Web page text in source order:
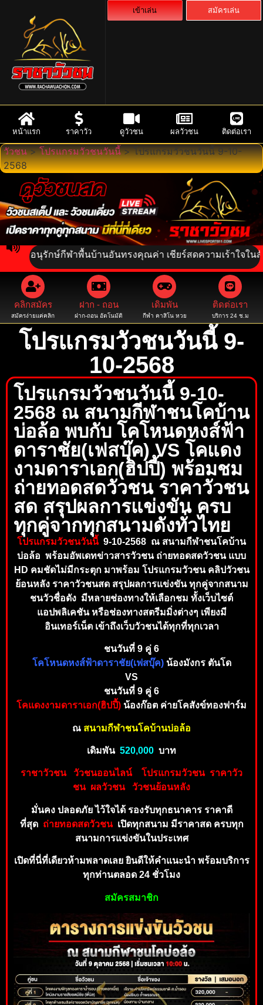
เข้าเล่น สมัครเล่น
หน้าแรก ราคาวัว ดูวัวชน ผลวัวชน ติดต่อเรา
วัวชน>โปรแกรมวัวชนวันนี้>โปรแกรมวัวชนวันนี้ 9-10-
2568
ษ์กีฬาพื้นบ้านอันทรงคุณค่า เชียร์สดความเร้าใจในสังเวียนเ
คลิกสมัคร
สมัครง่ายแค่คลิก
ฝาก - ถอน
ฝาก-ถอน อัตโนมัติ
เดิมพัน
กีฬา คาสิโน หวย
ติดต่อเรา
บริการ 24 ช.ม
โปรแกรมวัวชนวันนี้ 9-
10-2568
โปรแกรมวัวชนวันนี้ 9-10-
2568 ณ สนามกีฬาชนโคบ้าน
บ่อล้อ พบกับ โคโหนดหงส์ฟ้า
ดาราชัย(เฟสบุ๊ค) VS โคแดง
งามดาราเอก(ฮิปปี้) พร้อมชม
ถ่ายทอดสดวัวชน ราคาวัวชน
สด สรุปผลการแข่งขัน ครบ
ทุกคู่จากทุกสนามดังทั่วไทย
โปรแกรมวัวชนวันนี้9-10-2568 ณ สนามกีฬาชนโคบ้าน
บ่อล้อ พร้อมอัพเดทข่าวสารวัวชน ถ่ายทอดสดวัวชน แบบ
HD คมชัดไม่มีกระตุก มาพร้อม โปรแกรมวัวชน คลิปวัวชน
ย้อนหลัง ราคาวัวชนสด สรุปผลการแข่งขัน ทุกคู่จากสนาม
ชนวัวชื่อดัง มีหลายช่องทางให้เลือกชม ทั้งเว็บไซต์
แอปพลิเคชัน หรือช่องทางสตรีมมิ่งต่างๆ เพียงมี
อินเทอร์เน็ต เข้าถึงเว็บวัวชนได้ทุกที่ทุกเวลา
ชนวันที่ 9 คู่ 6
โคโหนดหงส์ฟ้าดาราชัย(เฟสบุ๊ค)น้องมังกร ตันโด
VS
ชนวันที่ 9 คู่ 6
โคแดงงามดาราเอก(ฮิปปี้) น้องก๊อต ค่ายโคสังข์ทองฟาร์ม
ณ สนามกีฬาชนโคบ้านบ่อล้อ
เดิมพัน 520,000 บาท
ราชาวัวชน วัวชนออนไลน์ โปรแกรมวัวชน ราคาวัว
ชน ผลวัวชน วัวชนย้อนหลัง
มั่นคง ปลอดภัย ไว้ใจได้ รองรับทุกธนาคาร ราคาดี
ที่สุด ถ่ายทอดสดวัวชน เปิดทุกสนาม มีราคาสด ครบทุก
สนามการแข่งขันในประเทศ
เปิดที่นี่ที่เดียวห้ามพลาดเลย ยินดีให้คำแนะนำ พร้อมบริการ
ทุกท่านตลอด 24 ชั่วโมง
สมัครสมาชิก